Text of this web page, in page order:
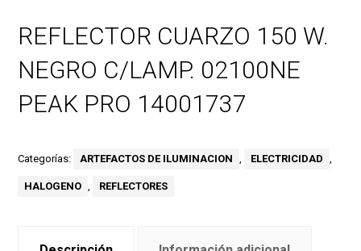
REFLECTOR CUARZO 150 W.
NEGRO C/LAMP. 02100NE
PEAK PRO 14001737
Categorías: ARTEFACTOS DE ILUMINACION , ELECTRICIDAD ,
HALOGENO , REFLECTORES